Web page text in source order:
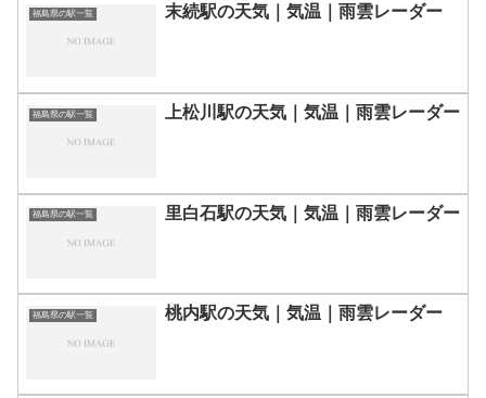
福島県の駅一覧 末続駅の天気｜気温｜雨雲レーダー
福島県の駅一覧 上松川駅の天気｜気温｜雨雲レーダー
福島県の駅一覧 里白石駅の天気｜気温｜雨雲レーダー
福島県の駅一覧 桃内駅の天気｜気温｜雨雲レーダー